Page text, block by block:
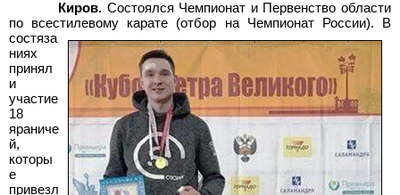
Киров. Состоялся Чемпионат и Первенство области
по всестилевому карате (отбор на Чемпионат России).
В
состяза
ниях
принял
и
участие
18
яраниче
й,
которы
е
привезл